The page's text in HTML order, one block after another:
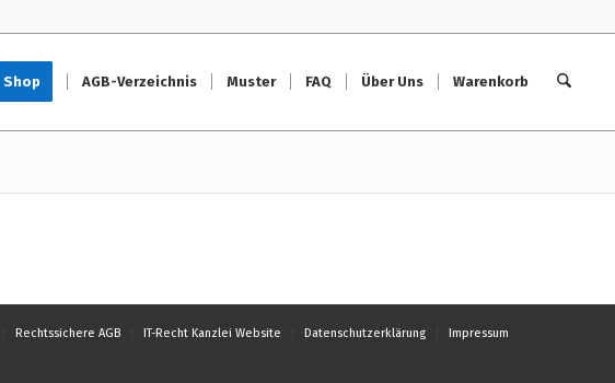
Shop AGB-Verzeichnis Muster FAQ Über Uns Warenkorb
Rechtssichere AGB IT-Recht Kanzlei Website Datenschutzerklärung Impressum